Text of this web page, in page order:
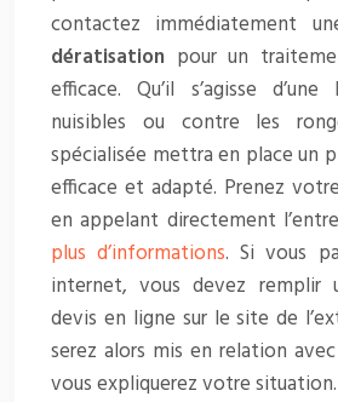
contactez immédiatement
dératisation pour un
efficace. Qu’il s’agisse
nuisibles ou contre les
spécialisée mettra en place un
efficace et adapté. Prenez
en appelant directement
plus d’informations. Si vous
internet, vous devez remplir
devis en ligne sur le site de
serez alors mis en relation
vous expliquerez votre situation.